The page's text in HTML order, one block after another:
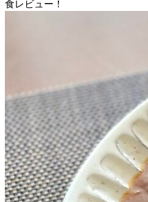
食レビュー！